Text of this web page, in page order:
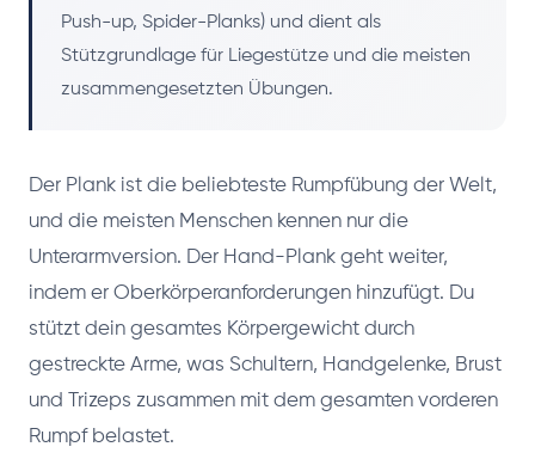
Push-up, Spider-Planks) und dient als
Stützgrundlage für Liegestütze und die meisten
zusammengesetzten Übungen.
Der Plank ist die beliebteste Rumpfübung der Welt,
und die meisten Menschen kennen nur die
Unterarmversion. Der Hand-Plank geht weiter,
indem er Oberkörperanforderungen hinzufügt. Du
stützt dein gesamtes Körpergewicht durch
gestreckte Arme, was Schultern, Handgelenke, Brust
und Trizeps zusammen mit dem gesamten vorderen
Rumpf belastet.